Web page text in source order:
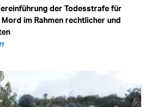
der Todesstrafe für
im Rahmen rechtlicher und